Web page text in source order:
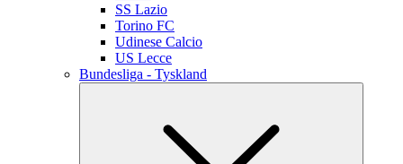
SS Lazio
Torino FC
Udinese Calcio
US Lecce
Bundesliga - Tyskland